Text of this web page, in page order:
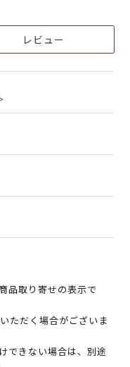
レビュー
品取り寄せの表示で
ただく場合がございま
できない場合は、別途